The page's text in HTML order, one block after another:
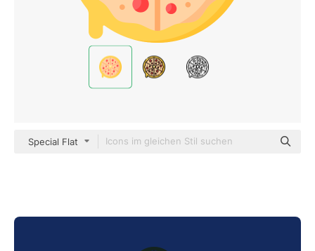
Special Flat